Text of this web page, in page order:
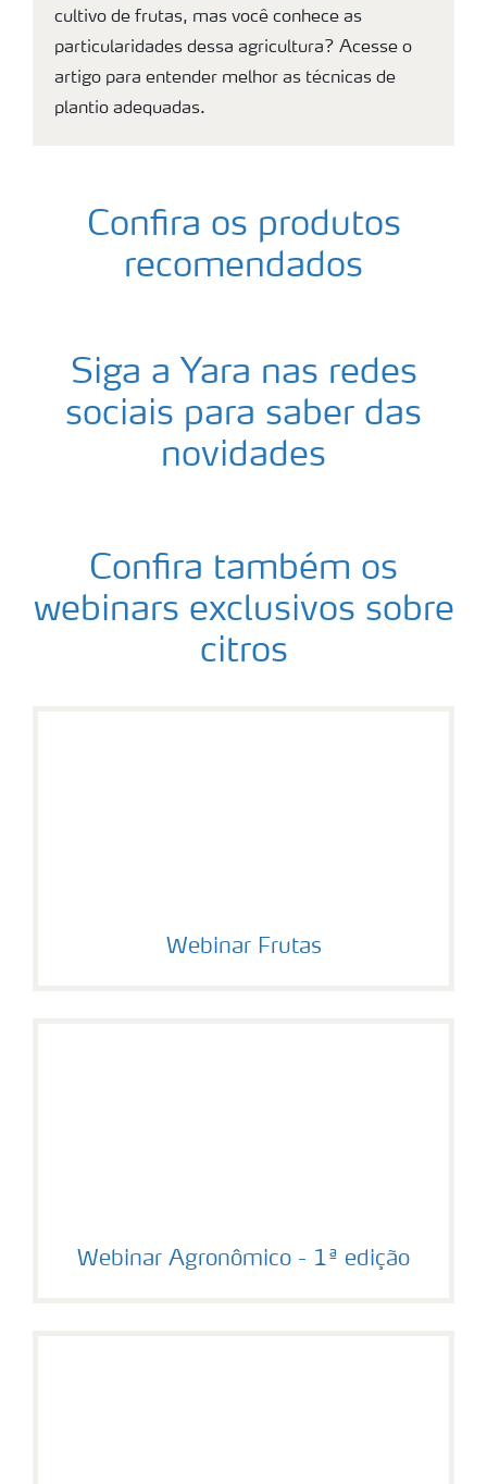
cultivo de frutas, mas você conhece as
particularidades dessa agricultura? Acesse o
artigo para entender melhor as técnicas de
plantio adequadas.
Confira os produtos
recomendados
Siga a Yara nas redes
sociais para saber das
novidades
Confira também os
webinars exclusivos sobre
citros
Webinar Frutas
Webinar Agronômico - 1ª edição